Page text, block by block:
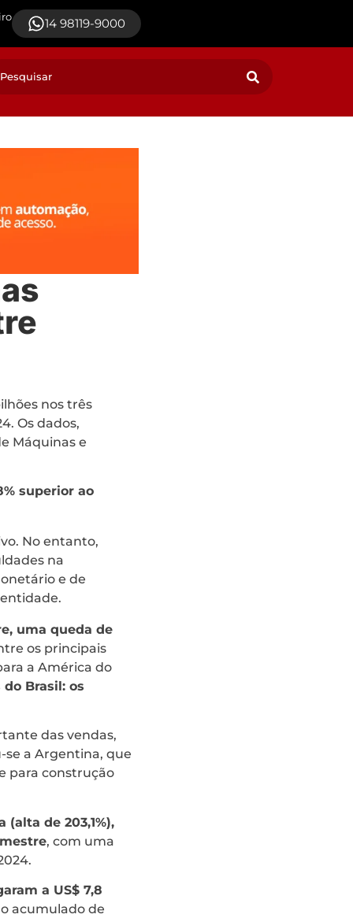
14 98119-9000
nos três
Os dados,
Máquinas e
superior ao
No entanto,
na
e de
uma queda de
os principais
a América do
Brasil: os
das vendas,
se a Argentina, que
para construção
de 203,1%),
, com uma
a US$ 7,8
acumulado de